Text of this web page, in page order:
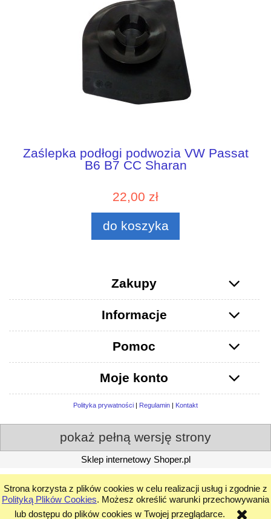
Strona korzysta z plików cookies w celu realizacji usług i zgodnie z
Polityką Plików Cookies. Możesz określić warunki przechowywania
lub dostępu do plików cookies w Twojej przeglądarce.
Zaślepka podłogi podwozia VW Passat
B6 B7 CC Sharan
22,00 zł
do koszyka
Zakupy
Informacje
Pomoc
Moje konto
Polityka prywatności | Regulamin | Kontakt
pokaż pełną wersję strony
Sklep internetowy Shoper.pl